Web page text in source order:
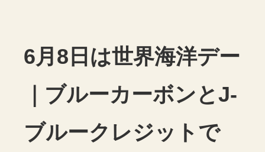
6月8日は世界海洋デー
｜ブルーカーボンとJ-
ブルークレジットで